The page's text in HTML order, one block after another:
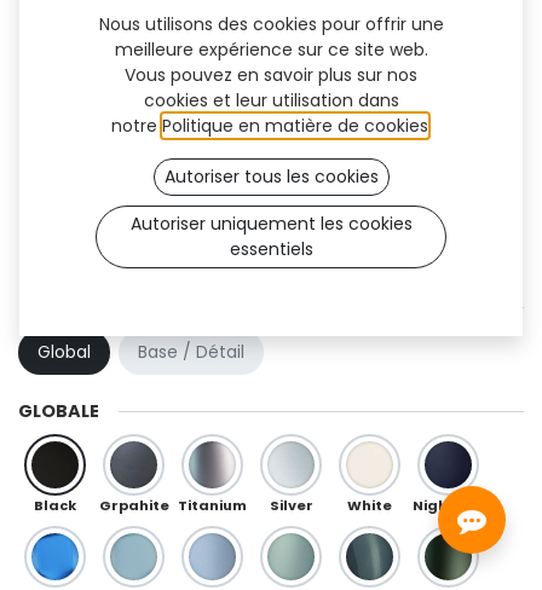
Trooper Flex (OneFit)
Global
Base / Détail
GLOBALE
Black Grpahite Titanium Silver White
Nous utilisons des cookies pour offrir une
meilleure expérience sur ce site web.
Vous pouvez en savoir plus sur nos
cookies et leur utilisation dans
notre Politique en matière de cookies
Autoriser tous les cookies
Autoriser uniquement les cookies
essentiels